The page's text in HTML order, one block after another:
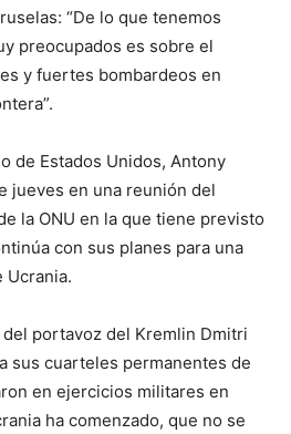
“De lo que tenemos
preocupados es sobre el
y fuertes bombardeos en
de Estados Unidos, Antony
jueves en una reunión del
la ONU en la que tiene previsto
con sus planes para una
Ucrania.
portavoz del Kremlin Dmitri
sus cuarteles permanentes de
en ejercicios militares en
ha comenzado, que no se